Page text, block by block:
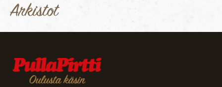
Arkistot